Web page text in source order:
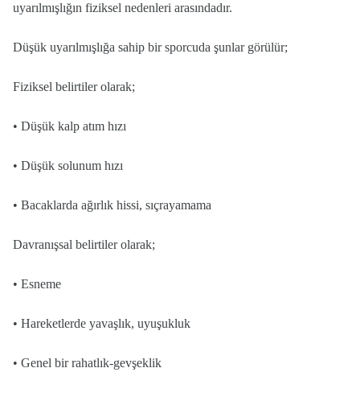
uyarılmışlığın fiziksel nedenleri arasındadır.
Düşük uyarılmışlığa sahip bir sporcuda şunlar görülür;
Fiziksel belirtiler olarak;
• Düşük kalp atım hızı
• Düşük solunum hızı
• Bacaklarda ağırlık hissi, sıçrayamama
Davranışsal belirtiler olarak;
• Esneme
• Hareketlerde yavaşlık, uyuşukluk
• Genel bir rahatlık-gevşeklik